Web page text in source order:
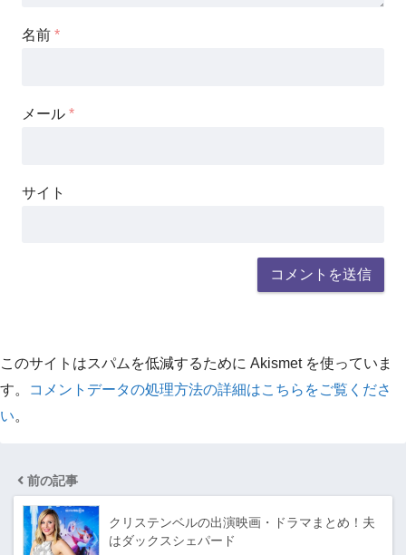
名前 *
メール *
サイト
このサイトはスパムを低減するために Akismet を使っていま
す。
コメントデータの処理方法の詳細はこちらをご覧くださ
い。
前の記事
クリステンベルの出演映画・ドラマまとめ！夫
はダックスシェパード